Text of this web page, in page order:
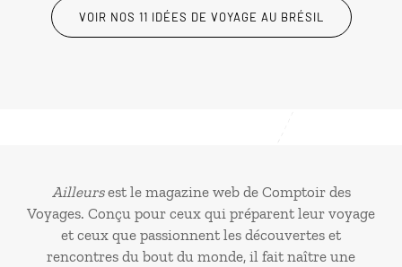
VOIR NOS 11 IDÉES DE VOYAGE AU BRÉSIL
Ailleursest le magazine web de Comptoir des
Voyages. Conçu pour ceux qui préparent leur voyage
et ceux que passionnent les découvertes et
rencontres du bout du monde, il fait naître une